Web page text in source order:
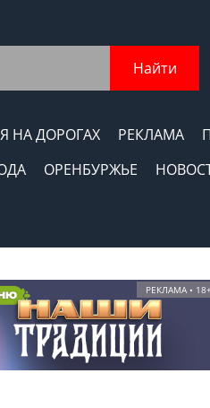
Найти
НА ДОРОГАХ РЕКЛАМА
ОРЕНБУРЖЬЕ
РЕКЛАМА • 18+